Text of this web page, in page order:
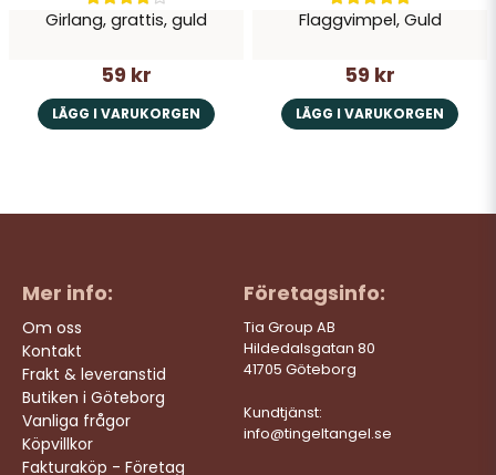
Girlang, grattis, guld
59 kr
LÄGG I VARUKORGEN
Flaggvimpel, Guld
59 kr
LÄGG I VARUKORGEN
Mer info:
Om oss
Kontakt
Frakt & leveranstid
Butiken i Göteborg
Vanliga frågor
Köpvillkor
Fakturaköp - Företag
Företagsinfo:
Tia Group AB
Hildedalsgatan 80
41705 Göteborg
Kundtjänst:
info@tingeltangel.se